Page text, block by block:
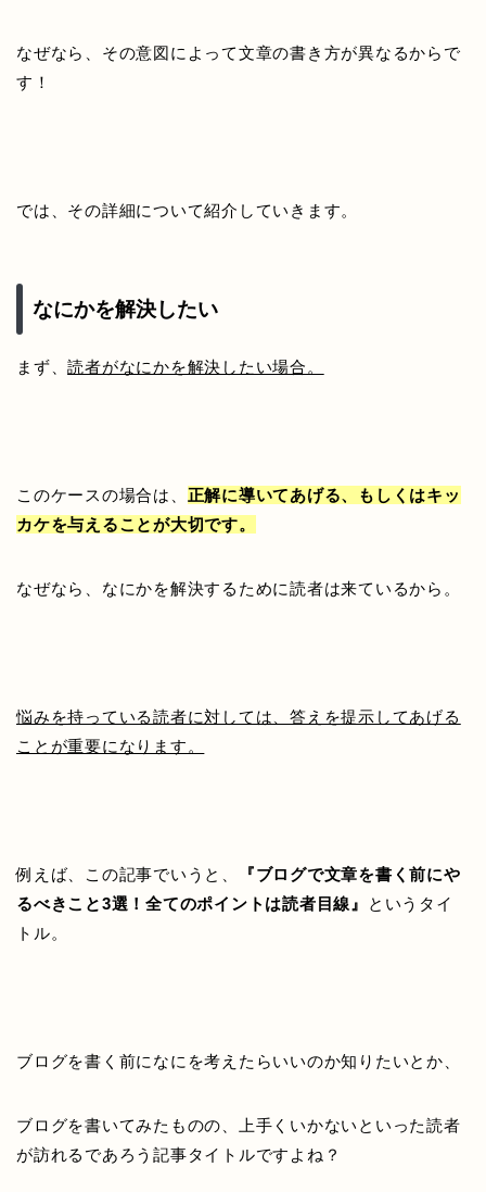
なぜなら、その意図によって文章の書き方が異なるからで
す！
では、その詳細について紹介していきます。
なにかを解決したい
まず、読者がなにかを解決したい場合。
このケースの場合は、 正解に導いてあげる、もしくはキッ
カケを与えることが大切です。
なぜなら、なにかを解決するために読者は来ているから。
悩みを持っている読者に対しては、答えを提示してあげる
ことが重要になります。
例えば、この記事でいうと、
『ブログで文章を書く前にや
るべきこと3選！全てのポイントは読者目線』
というタイ
トル。
ブログを書く前になにを考えたらいいのか知りたいとか、
ブログを書いてみたものの、上手くいかないといった読者
が訪れるであろう記事タイトルですよね？